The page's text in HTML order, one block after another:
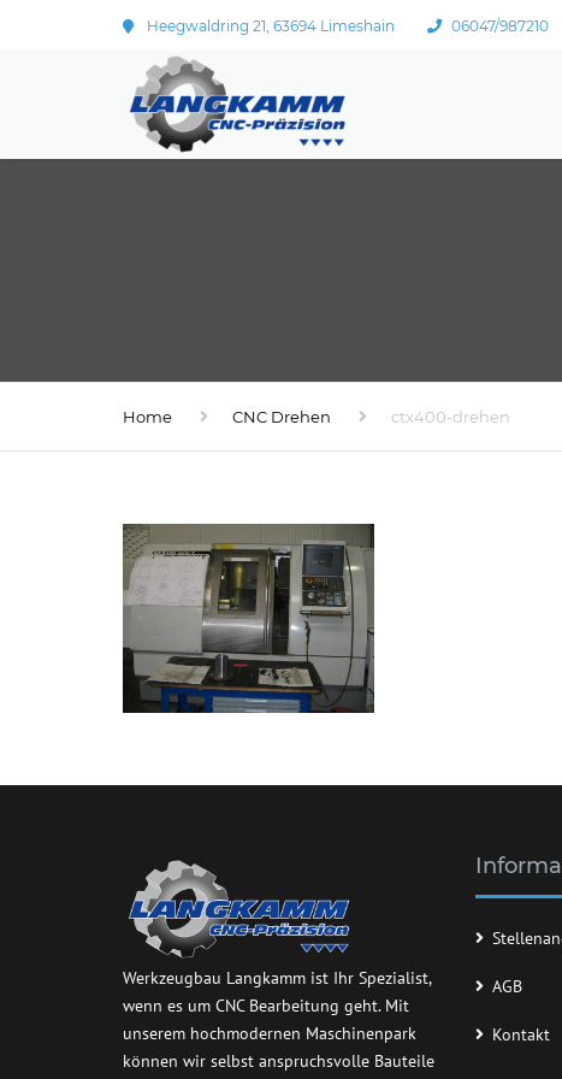
Heegwaldring 21, 63694 Limeshain 06047/987210
Home CNC Drehen ctx400-drehen
Werkzeugbau Langkamm ist Ihr Spezialist,
wenn es um CNC Bearbeitung geht. Mit
unserem hochmodernen Maschinenpark
können wir selbst anspruchsvolle Bauteile
AGB
Kontakt